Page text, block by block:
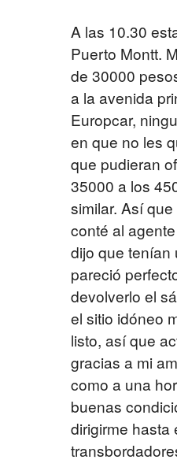
A las 10.30
Puerto Montt.
de 30000
a la avenida
Europcar,
en que no les
que pudieran
35000 a los
similar. Así
conté al
dijo que tenían
pareció
devolverlo el
el sitio idóneo
listo, así que
gracias a mi
como a una
buenas
dirigirme hasta